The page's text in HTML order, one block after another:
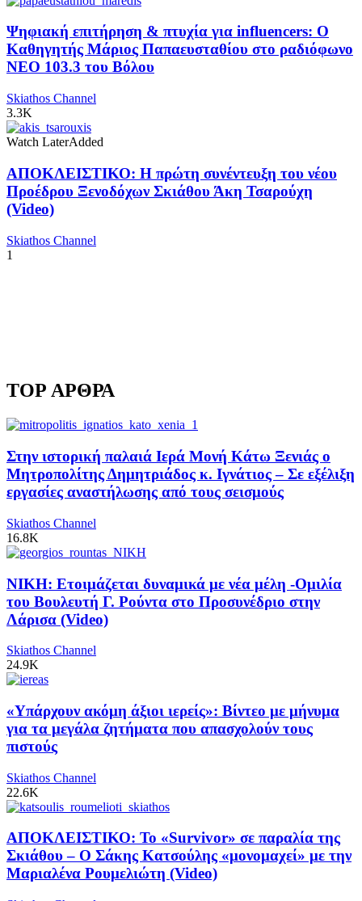
Ψηφιακή επιτήρηση & πτυχία για influencers: Ο
Καθηγητής Μάριος Παπαευσταθίου στο ραδιόφωνο
NEO 103.3 του Βόλου
Skiathos Channel
3.3K
Watch LaterAdded
ΑΠΟΚΛΕΙΣΤΙΚΟ: Η πρώτη συνέντευξη του νέου
Προέδρου Ξενοδόχων Σκιάθου Άκη Τσαρούχη
(Video)
Skiathos Channel
1
TOP ΑΡΘΡΑ
Στην ιστορική παλαιά Ιερά Μονή Κάτω Ξενιάς ο
Μητροπολίτης Δημητριάδος κ. Ιγνάτιος – Σε εξέλιξη
εργασίες αναστήλωσης από τους σεισμούς
Skiathos Channel
16.8K
ΝΙΚΗ: Ετοιμάζεται δυναμικά με νέα μέλη -Ομιλία
του Βουλευτή Γ. Ρούντα στο Προσυνέδριο στην
Λάρισα (Video)
Skiathos Channel
24.9K
«Υπάρχουν ακόμη άξιοι ιερείς»: Βίντεο με μήνυμα
για τα μεγάλα ζητήματα που απασχολούν τους
πιστούς
Skiathos Channel
22.6K
ΑΠΟΚΛΕΙΣΤΙΚΟ: Το «Survivor» σε παραλία της
Σκιάθου – Ο Σάκης Κατσούλης «μονομαχεί» με την
Μαριαλένα Ρουμελιώτη (Video)